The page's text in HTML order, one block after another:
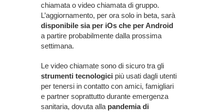
chiamata o video chiamata di gruppo.
L’aggiornamento, per ora solo in beta, sarà
disponibile sia per iOs che per Android
a partire probabilmente dalla prossima
settimana.
Le video chiamate sono di sicuro tra gli
strumenti tecnologici più usati dagli utenti
per tenersi in contatto con amici, famigliari
e partner soprattutto durante emergenza
sanitaria, dovuta alla pandemia di